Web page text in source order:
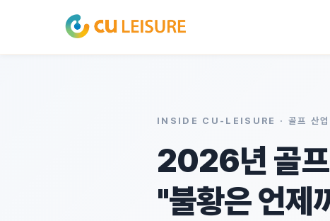
INSIDE CU-LEISURE · 골프 산업
2026년 골프
"불황은 언제